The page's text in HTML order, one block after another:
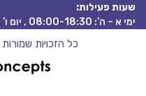
פעילות:
, יום ו’ – 08:00-13:30
כל הזכויות שמורות ל KIDS BEST © 2019